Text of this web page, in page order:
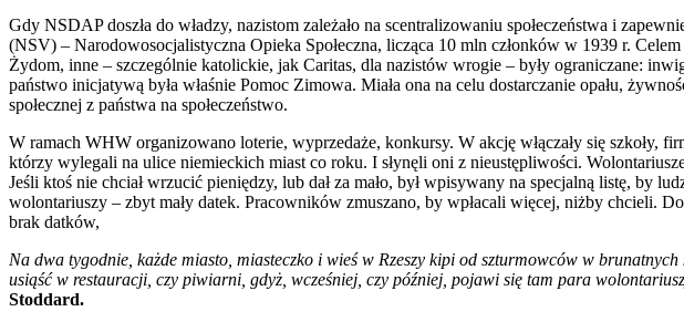
Gdy NSDAP doszła do władzy, nazistom zależało na scentralizowaniu społeczeństwa i
(NSV) – Narodowosocjalistyczna Opieka Społeczna, licząca 10 mln członków w 1939 r.
Żydom, inne – szczególnie katolickie, jak Caritas, dla nazistów wrogie – były ograniczane:
państwo inicjatywą była właśnie Pomoc Zimowa. Miała ona na celu dostarczanie opału,
społecznej z państwa na społeczeństwo.
W ramach WHW organizowano loterie, wyprzedaże, konkursy. W akcję włączały się szkoły,
którzy wylegali na ulice niemieckich miast co roku. I słynęli oni z nieustępliwości.
Jeśli ktoś nie chciał wrzucić pieniędzy, lub dał za mało, był wpisywany na specjalną listę, by
wolontariuszy – zbyt mały datek. Pracowników zmuszano, by wpłacali więcej, niżby chcieli.
brak datków,
Na dwa tygodnie, każde miasto, miasteczko i wieś w Rzeszy kipi od szturmowców w
usiąść w restauracji, czy piwiarni, gdyż, wcześniej, czy później, pojawi się tam para
Stoddard.